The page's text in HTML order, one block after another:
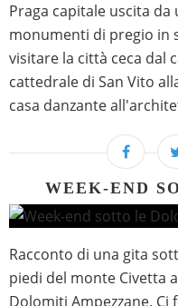
Praga capitale uscita
monumenti di pregio in
visitare la città ceca dal
cattedrale di San Vito
casa danzante
WEEK-END
Racconto di una gita
piedi del monte Civetta
Dolomiti Ampezzane. Ci